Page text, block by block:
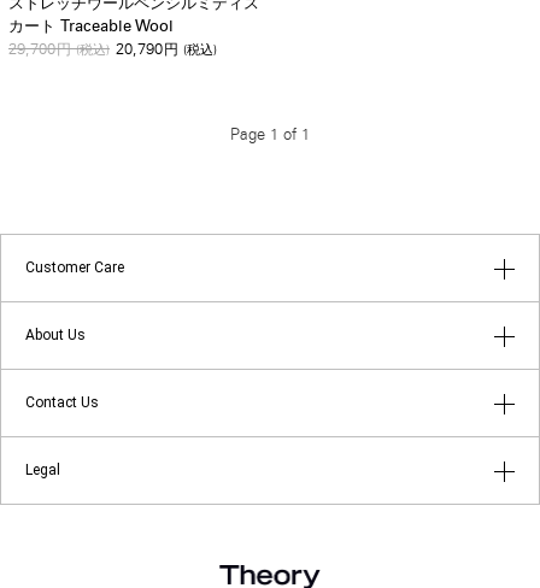
ストレッチウールペンシルミディス
カート Traceable Wool
29,700円(税込) 20,790 円 (税込)
Page 1 of 1
Customer Care
はじめてのお客様へ
よくあるご質問
返品・キャンセルについて
店舗受け取りサービス
ギフトラッピングサービス
About Us
アプリメンバーシップ
ショップリスト
Theory at Your Service
About Theory
Contact Us
お問い合わせ
メールマガジン登録
Legal